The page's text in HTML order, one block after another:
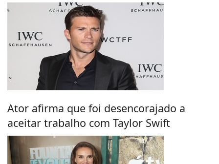
Ator afirma que foi desencorajado a
aceitar trabalho com Taylor Swift